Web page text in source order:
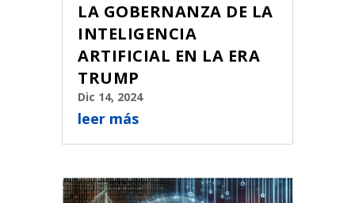
LA GOBERNANZA DE LA
INTELIGENCIA
ARTIFICIAL EN LA ERA
TRUMP
Dic 14, 2024
leer más